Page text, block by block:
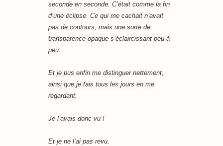
seconde en seconde. C’était comme la fin
d’une éclipse. Ce qui me cachait n’avait
pas de contours, mais une sorte de
transparence opaque s’éclaircissant peu à
peu.
Et je pus enfin me distinguer nettement,
ainsi que je fais tous les jours en me
regardant.
Je l’avais donc vu !
Et je ne l’ai pas revu.